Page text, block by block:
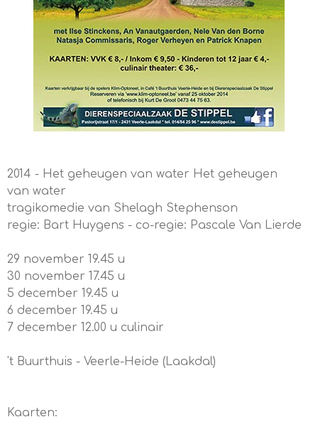
2014 - Het geheugen van water Het geheugen
van water
tragikomedie van Shelagh Stephenson
regie: Bart Huygens - co-regie: Pascale Van Lierde
29 november 19.45 u
30 november 17.45 u
5 december 19.45 u
6 december 19.45 u
7 december 12.00 u culinair
't Buurthuis - Veerle-Heide (Laakdal)
Kaarten: